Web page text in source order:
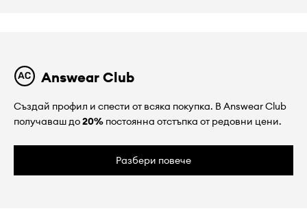
Answear Club
Създай профил и спести от всяка покупка. В Answear Club
получаваш до20% постоянна отстъпка от редовни цени.
Разбери повече